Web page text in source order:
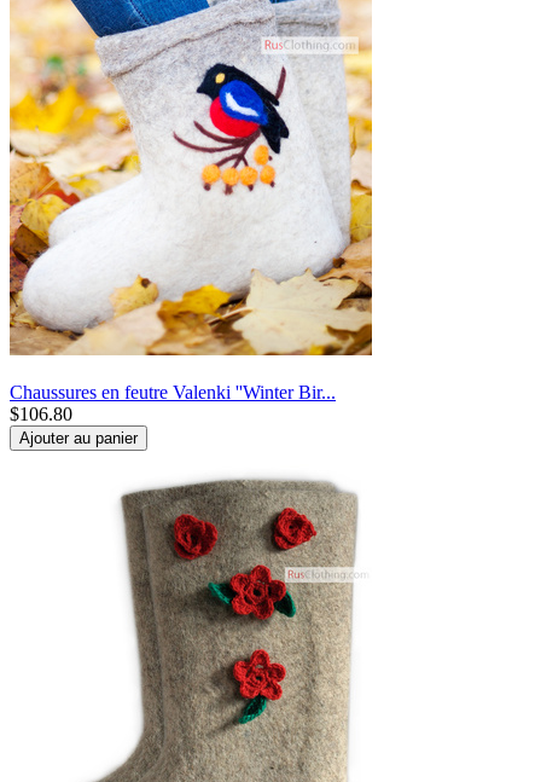
Chaussures en feutre Valenki ''Winter Bir...
$106.80
Ajouter au panier